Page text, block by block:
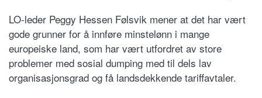
LO-leder Peggy Hessen Følsvik mener at det har vært
gode grunner for å innføre minstelønn i mange
europeiske land, som har vært utfordret av store
problemer med sosial dumping med til dels lav
organisasjonsgrad og få landsdekkende tariffavtaler.